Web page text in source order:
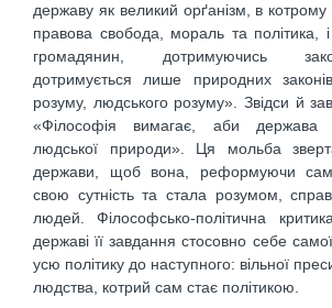
державу як великий орґанізм, в котрому
правова свобода, мораль та політика,
громадянин, дотримуючись
дотримується лише природних
розуму, людського розуму». Звідси й
«Філософія вимагає, аби
людської природи». Ця мольба
держави, щоб вона, реформуючи
свою сутність та стала розумом,
людей. Філософсько-політична
державі її завдання стосовно себе
усю політику до наступного: вільної
людства, котрий сам стає політикою.